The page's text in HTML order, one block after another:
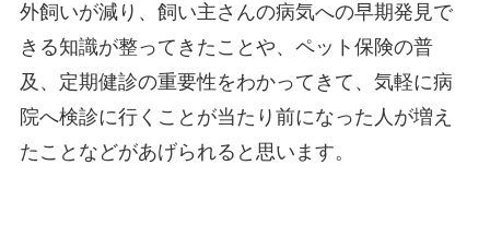
外飼いが減り、飼い主さんの病気への早期発見で
きる知識が整ってきたことや、ペット保険の普
及、定期健診の重要性をわかってきて、気軽に病
院へ検診に行くことが当たり前になった人が増え
たことなどがあげられると思います。